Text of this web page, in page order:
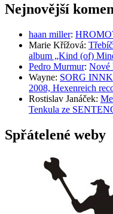
Nejnovější
haan miller:
Marie Křížová:
album „Kind (of)
Pedro Murmur: Nové
Wayne: SORG
2008, Hexenreich
Rostislav Janáček:
Tenkula ze
Spřátelené weby